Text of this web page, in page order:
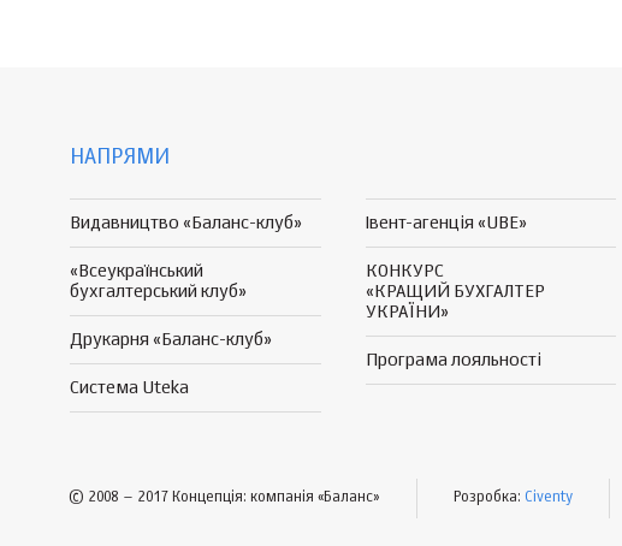
НАПРЯМИ
Видавництво «Баланс-клуб»
«Всеукраїнський
бухгалтерський клуб»
Друкарня «Баланс-клуб»
Система Uteka
Івент-агенція «UBE»
КОНКУРС
«КРАЩИЙ БУХГАЛТЕР
УКРАЇНИ»
Програма лояльності
© 2008 – 2017 Концепція: компанія «Баланс» Розробка: Civenty